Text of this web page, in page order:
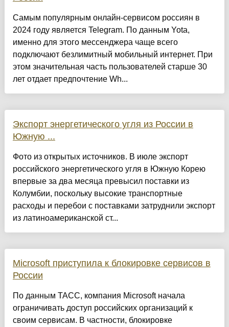
Самым популярным онлайн-сервисом россиян в
2024 году является Telegram. По данным Yota,
именно для этого мессенджера чаще всего
подключают безлимитный мобильный интернет. При
этом значительная часть пользователей старше 30
лет отдает предпочтение Wh...
Экспорт энергетического угля из России в
Южную ...
Фото из открытых источников. В июле экспорт
российского энергетического угля в Южную Корею
впервые за два месяца превысил поставки из
Колумбии, поскольку высокие транспортные
расходы и перебои с поставками затруднили экспорт
из латиноамериканской ст...
Microsoft приступила к блокировке сервисов в
России
По данным ТАСС, компания Microsoft начала
ограничивать доступ российских организаций к
своим сервисам. В частности, блокировке